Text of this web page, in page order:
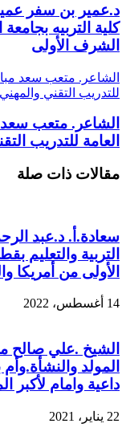
د.عمير بن سفر
كلية التربيه
الشرف الأولى
الشاعر. متعب سعد
للتدريب التقني والمهني
الشاعر. متعب
العامة للتدريب
مقالات ذات صلة
سعادة.أ. د.عبد
التربية والتعليم
الأولى من أمريكا
14 أغسطس، 2022
الشيخ .علي
المولد
داعية وامام لأكبر
22 يناير، 2021